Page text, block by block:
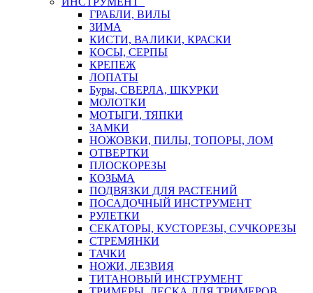
ГРАБЛИ, ВИЛЫ
ЗИМА
КИСТИ, ВАЛИКИ, КРАСКИ
КОСЫ, СЕРПЫ
КРЕПЕЖ
ЛОПАТЫ
Буры, СВЕРЛА, ШКУРКИ
МОЛОТКИ
МОТЫГИ, ТЯПКИ
ЗАМКИ
НОЖОВКИ, ПИЛЫ, ТОПОРЫ, ЛОМ
ОТВЕРТКИ
ПЛОСКОРЕЗЫ
КОЗЬМА
ПОДВЯЗКИ ДЛЯ РАСТЕНИЙ
ПОСАДОЧНЫЙ ИНСТРУМЕНТ
РУЛЕТКИ
СЕКАТОРЫ, КУСТОРЕЗЫ, СУЧКОРЕЗЫ
СТРЕМЯНКИ
ТАЧКИ
НОЖИ, ЛЕЗВИЯ
ТИТАНОВЫЙ ИНСТРУМЕНТ